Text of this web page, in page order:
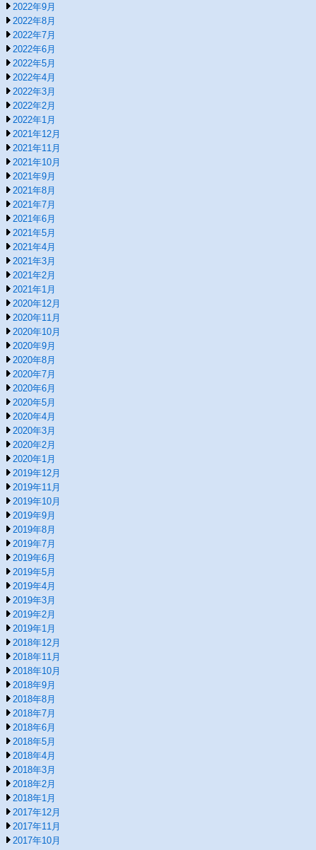
2022年9月
2022年8月
2022年7月
2022年6月
2022年5月
2022年4月
2022年3月
2022年2月
2022年1月
2021年12月
2021年11月
2021年10月
2021年9月
2021年8月
2021年7月
2021年6月
2021年5月
2021年4月
2021年3月
2021年2月
2021年1月
2020年12月
2020年11月
2020年10月
2020年9月
2020年8月
2020年7月
2020年6月
2020年5月
2020年4月
2020年3月
2020年2月
2020年1月
2019年12月
2019年11月
2019年10月
2019年9月
2019年8月
2019年7月
2019年6月
2019年5月
2019年4月
2019年3月
2019年2月
2019年1月
2018年12月
2018年11月
2018年10月
2018年9月
2018年8月
2018年7月
2018年6月
2018年5月
2018年4月
2018年3月
2018年2月
2018年1月
2017年12月
2017年11月
2017年10月